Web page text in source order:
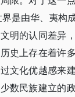
是由华、夷构
明的认同差异
史上存在着许
文化优越感来
数民族建立的